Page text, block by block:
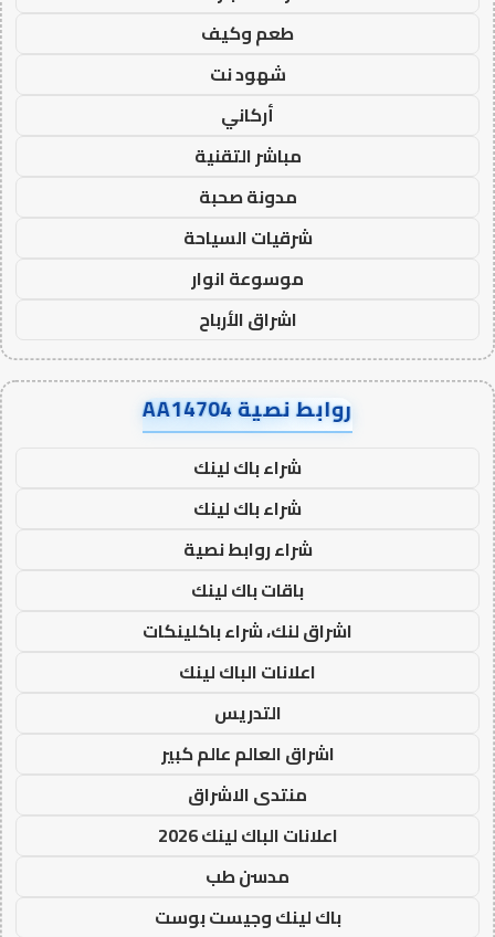
طعم وكيف
شهود نت
أركاني
مباشر التقنية
مدونة صحبة
شرقيات السياحة
موسوعة انوار
اشراق الأرباح
روابط نصية AA14704
شراء باك لينك
شراء باك لينك
شراء روابط نصية
باقات باك لينك
اشراق لنك، شراء باكلينكات
اعلانات الباك لينك
التدريس
اشراق العالم عالم كبير
منتدى الاشراق
اعلانات الباك لينك 2026
مدسن طب
باك لينك وجيست بوست